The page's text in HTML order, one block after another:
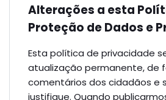
Alterações a esta
Proteção de Dados e
Esta política de privacidade
atualização permanente, de
comentários dos cidadãos e
justifique. Quando